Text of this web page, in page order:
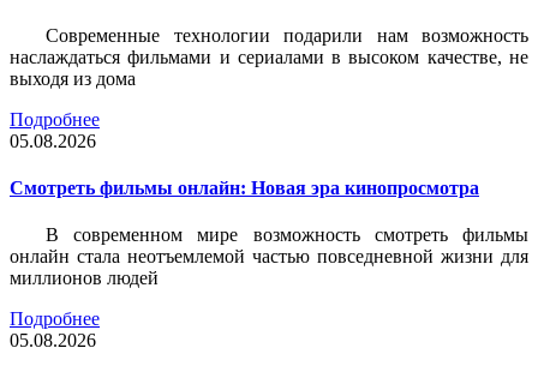
Современные технологии подарили нам возможность
наслаждаться фильмами и сериалами в высоком качестве, не
выходя из дома
Подробнее
05.08.2026
Смотреть фильмы онлайн: Новая эра кинопросмотра
В современном мире возможность смотреть фильмы
онлайн стала неотъемлемой частью повседневной жизни для
миллионов людей
Подробнее
05.08.2026